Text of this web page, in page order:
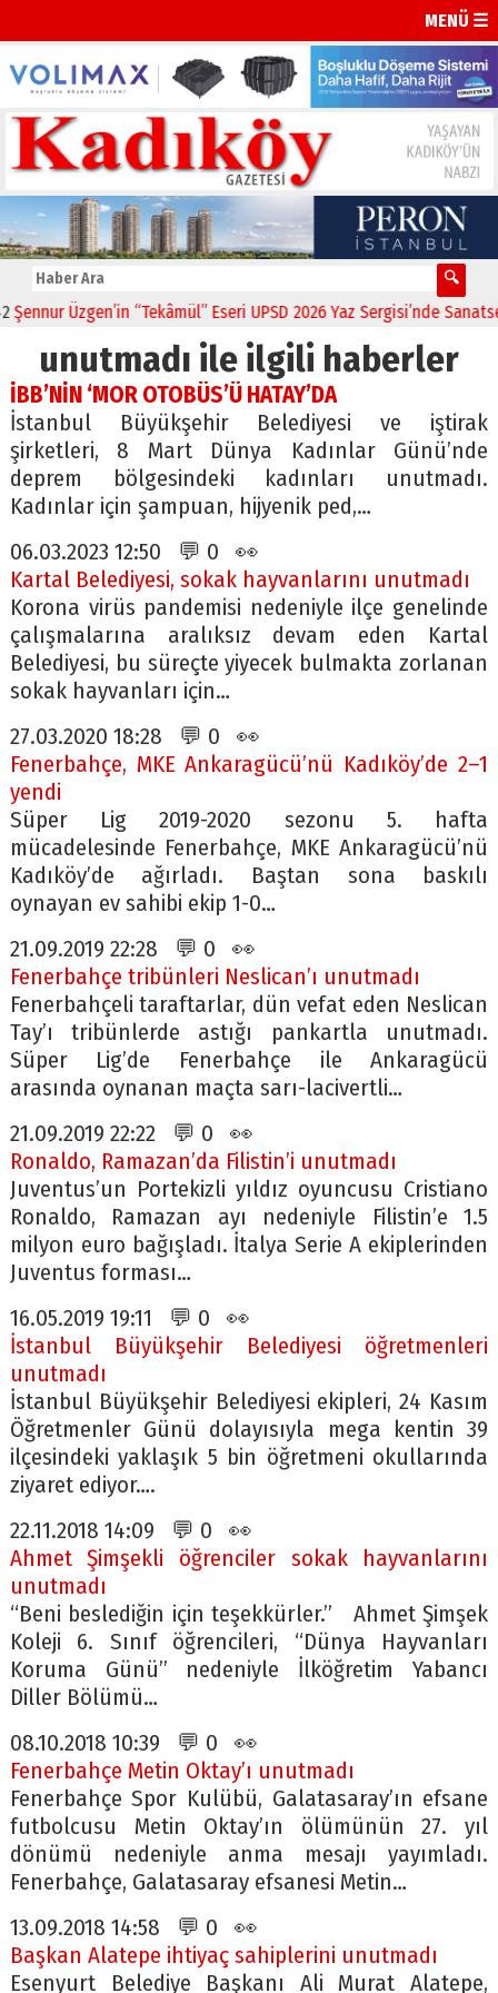
MENÜ ☰
Üzgen’in “Tekâmül” Eseri UPSD 2026 Yaz Sergisi’nde
unutmadı ile ilgili haberler
İBB’NİN ‘MOR OTOBÜS’Ü HATAY’DA
İstanbul Büyükşehir Belediyesi ve iştirak
şirketleri, 8 Mart Dünya Kadınlar Günü’nde
deprem bölgesindeki kadınları unutmadı.
Kadınlar için şampuan, hijyenik ped,…
06.03.2023 12:50 💬 0 👀
Kartal Belediyesi, sokak hayvanlarını unutmadı
Korona virüs pandemisi nedeniyle ilçe genelinde
çalışmalarına aralıksız devam eden Kartal
Belediyesi, bu süreçte yiyecek bulmakta zorlanan
sokak hayvanları için…
27.03.2020 18:28 💬 0 👀
Fenerbahçe, MKE Ankaragücü’nü Kadıköy’de 2–1
yendi
Süper Lig 2019-2020 sezonu 5. hafta
mücadelesinde Fenerbahçe, MKE Ankaragücü’nü
Kadıköy’de ağırladı. Baştan sona baskılı
oynayan ev sahibi ekip 1-0…
21.09.2019 22:28 💬 0 👀
Fenerbahçe tribünleri Neslican’ı unutmadı
Fenerbahçeli taraftarlar, dün vefat eden Neslican
Tay’ı tribünlerde astığı pankartla unutmadı.
Süper Lig’de Fenerbahçe ile Ankaragücü
arasında oynanan maçta sarı-lacivertli…
21.09.2019 22:22 💬 0 👀
Ronaldo, Ramazan’da Filistin’i unutmadı
Juventus’un Portekizli yıldız oyuncusu Cristiano
Ronaldo, Ramazan ayı nedeniyle Filistin’e 1.5
milyon euro bağışladı. İtalya Serie A ekiplerinden
Juventus forması…
16.05.2019 19:11 💬 0 👀
İstanbul Büyükşehir Belediyesi öğretmenleri
unutmadı
İstanbul Büyükşehir Belediyesi ekipleri, 24 Kasım
Öğretmenler Günü dolayısıyla mega kentin 39
ilçesindeki yaklaşık 5 bin öğretmeni okullarında
ziyaret ediyor….
22.11.2018 14:09 💬 0 👀
Ahmet Şimşekli öğrenciler sokak hayvanlarını
unutmadı
“Beni beslediğin için teşekkürler.” Ahmet Şimşek
Koleji 6. Sınıf öğrencileri, “Dünya Hayvanları
Koruma Günü” nedeniyle İlköğretim Yabancı
Diller Bölümü…
08.10.2018 10:39 💬 0 👀
Fenerbahçe Metin Oktay’ı unutmadı
Fenerbahçe Spor Kulübü, Galatasaray’ın efsane
futbolcusu Metin Oktay’ın ölümünün 27. yıl
dönümü nedeniyle anma mesajı yayımladı.
Fenerbahçe, Galatasaray efsanesi Metin…
13.09.2018 14:58 💬 0 👀
Başkan Alatepe ihtiyaç sahiplerini unutmadı
Esenyurt Belediye Başkanı Ali Murat Alatepe,